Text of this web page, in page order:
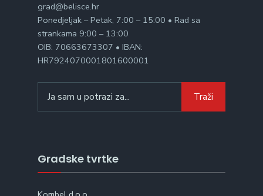
grad@belisce.hr
Ponedjeljak – Petak, 7:00 – 15:00 • Rad sa
strankama 9:00 – 13:00
OIB: 70663673307 • IBAN:
HR7924070001801600001
for:
Traži
Gradske tvrtke